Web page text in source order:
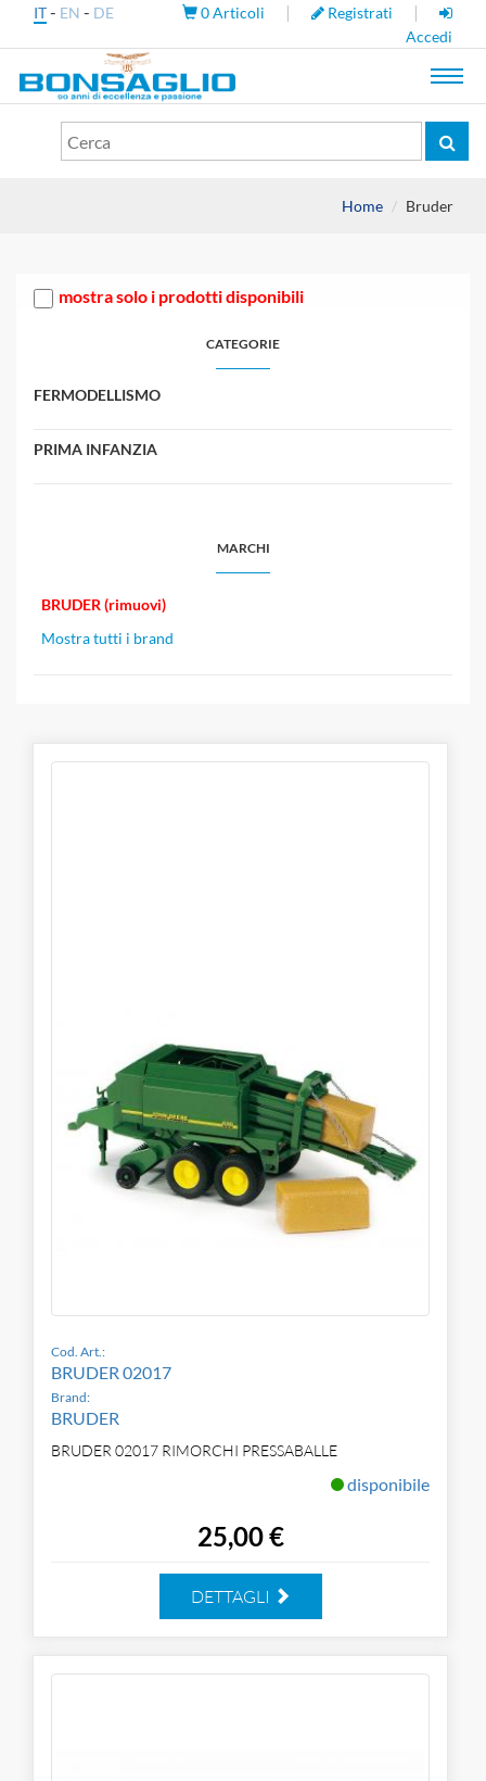
IT- EN - DE 0Articoli | Registrati |
Accedi
Home Bruder
mostra solo i prodotti disponibili
CATEGORIE
FERMODELLISMO
PRIMA INFANZIA
MARCHI
BRUDER (rimuovi)
Mostra tutti i brand
Cod. Art.:
BRUDER 02017
Brand:
BRUDER
BRUDER 02017 RIMORCHI PRESSABALLE
disponibile
25,00 €
DETTAGLI